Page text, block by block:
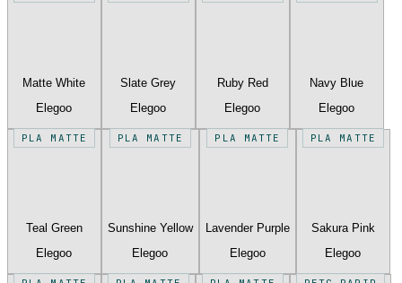
Matte White
Elegoo
Slate Grey
Elegoo
Ruby Red
Elegoo
Navy Blue
Elegoo
PLA MATTE
Teal Green
Elegoo
PLA MATTE
Sunshine Yellow
Elegoo
PLA MATTE
Lavender Purple
Elegoo
PLA MATTE
Sakura Pink
Elegoo